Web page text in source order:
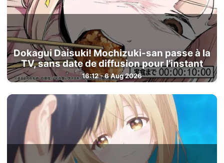
Dokagui Daisuki! Mochizuki-san passe à la
TV, sans date de diffusion pour l’instant
16:12 - 6 Aug 2026